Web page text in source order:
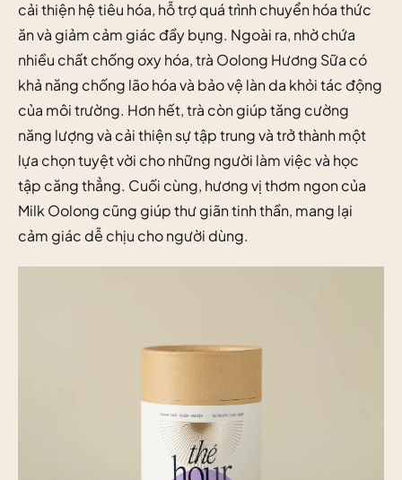
cải thiện hệ tiêu hóa, hỗ trợ quá trình chuyển hóa thức
ăn và giảm cảm giác đầy bụng. Ngoài ra, nhờ chứa
nhiều chất chống oxy hóa, trà Oolong Hương Sữa có
khả năng chống lão hóa và bảo vệ làn da khỏi tác động
của môi trường. Hơn hết, trà còn giúp tăng cường
năng lượng và cải thiện sự tập trung và trở thành một
lựa chọn tuyệt vời cho những người làm việc và học
tập căng thẳng. Cuối cùng, hương vị thơm ngon của
Milk Oolong cũng giúp thư giãn tinh thần, mang lại
cảm giác dễ chịu cho người dùng.